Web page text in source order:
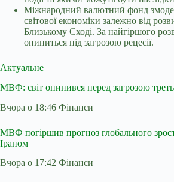
Міжнародний валютний фонд
світової економіки залежно від
Близькому Сході. За найгіршого
опиниться під загрозою рецесії.
Актуальне
МВФ: світ опинився перед загрозою
Вчора о 18:46 Фінанси
МВФ погіршив прогноз глобального
Іраном
Вчора о 17:42 Фінанси